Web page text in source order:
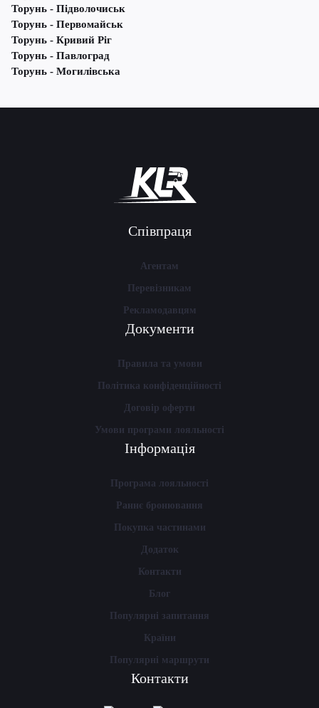
Торунь - Підволочиськ
Торунь - Первомайськ
Торунь - Кривий Ріг
Торунь - Павлоград
Торунь - Могилівська
Співпраця
Агентам
Перевізникам
Рекламодавцям
Документи
Правила та умови
Політика конфіденційності
Договір оферти
Умови програми лояльності
Інформація
Програма лояльності
Раннє бронювання
Покупка частинами
Додаток
Контакти
Блог
Популярні запитання
Країни
Популярні маршрути
Контакти